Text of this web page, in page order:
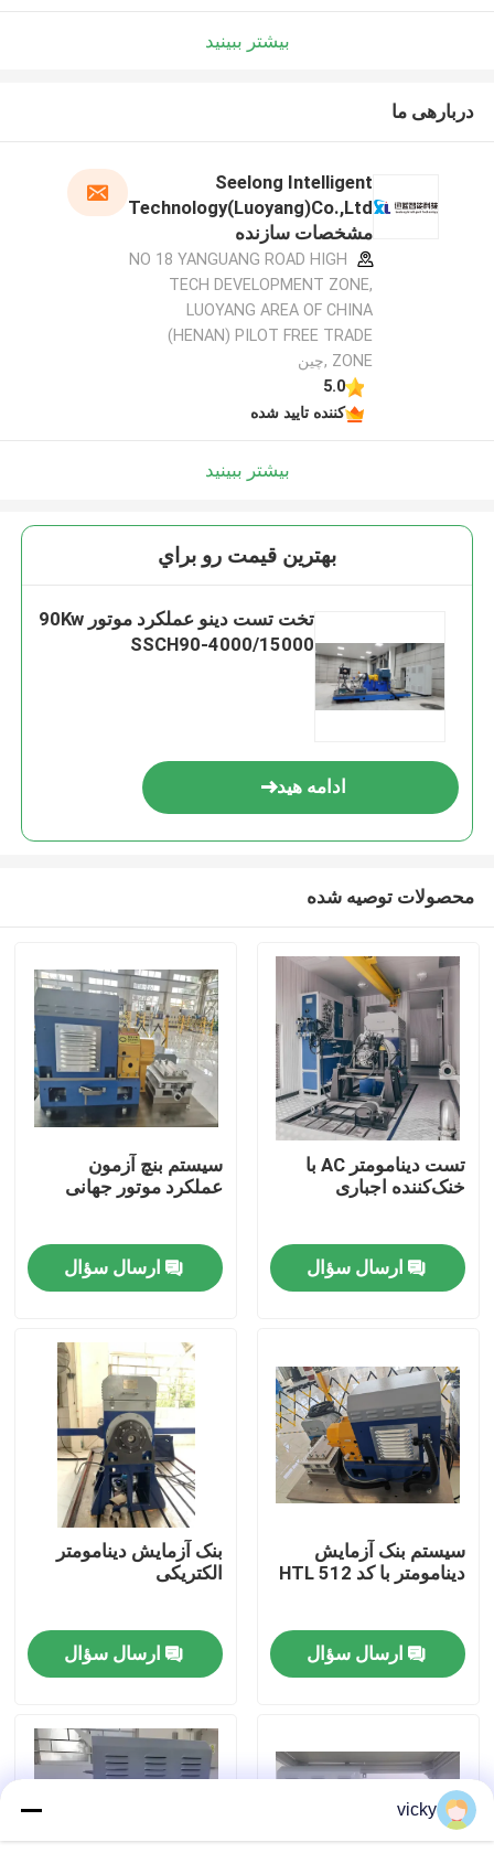
محصولات
بازدید از کارخانه
کنترل کیفیت
تماس با ما
اخبار
گشتاور دینامومتر
دینامومتر با سرعت بالا
بیشتر ببینید
دربارهی ما
Seelong Intelligent
Technology(Luoyang)Co.,Ltd
مشخصات سازنده
NO 18 YANGUANG ROAD HIGH
TECH DEVELOPMENT ZONE,
LUOYANG AREA OF CHINA
(HENAN) PILOT FREE TRADE
ZONE ,چین
5.0
کننده تایید شده
بیشتر ببینید
بهترين قيمت رو براي
تخت تست دینو عملکرد موتور 90Kw
SSCH90-4000/15000
ادامه هید
محصولات توصیه شده
تست دینامومتر AC با
خنک‌کننده اجباری
ارسال سؤال
سیستم بنچ آزمون
عملکرد موتور جهانی
ارسال سؤال
سیستم بنک آزمایش
دینامومتر با کد HTL 512
ارسال سؤال
بنک آزمایش دینامومتر
الکتریکی
ارسال سؤال
vicky